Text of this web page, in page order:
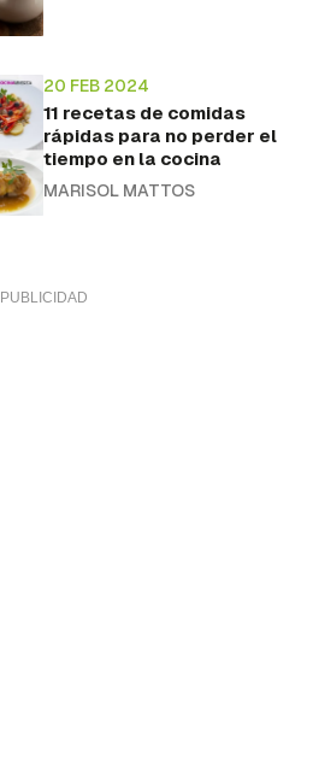
20 FEB 2024
11 recetas de comidas
rápidas para no perder el
tiempo en la cocina
MARISOL MATTOS